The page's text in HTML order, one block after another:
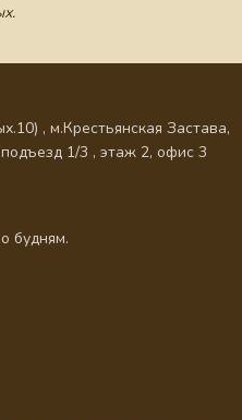
, м.Крестьянская Застава,
1/3 , этаж 2, офис 3
будням.